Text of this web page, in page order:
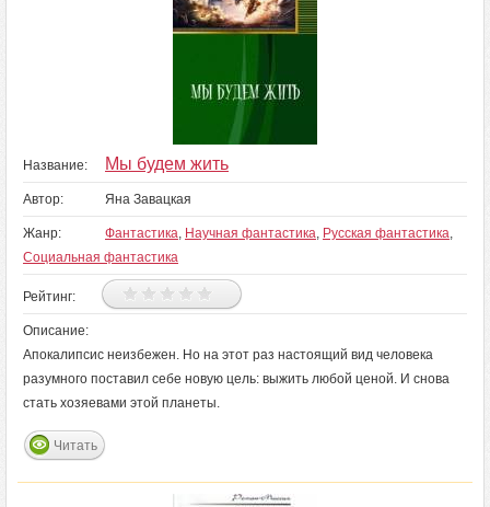
Название: Мы будем жить
Автор: Яна Завацкая
Жанр: Фантастика, Научная фантастика, Русская фантастика,
Социальная фантастика
Рейтинг:
Описание:
Апокалипсис неизбежен. Но на этот раз настоящий вид человека
разумного поставил себе новую цель: выжить любой ценой. И снова
стать хозяевами этой планеты.
Читать